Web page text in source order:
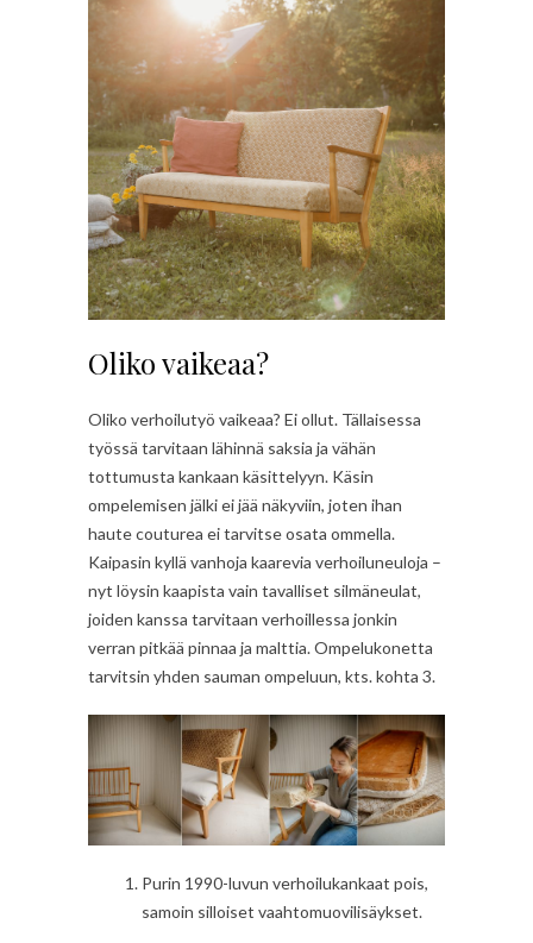
Oliko vaikeaa?
Oliko verhoilutyö vaikeaa? Ei ollut. Tällaisessa
työssä tarvitaan lähinnä saksia ja vähän
tottumusta kankaan käsittelyyn. Käsin
ompelemisen jälki ei jää näkyviin, joten ihan
haute couturea ei tarvitse osata ommella.
Kaipasin kyllä vanhoja kaarevia verhoiluneuloja –
nyt löysin kaapista vain tavalliset silmäneulat,
joiden kanssa tarvitaan verhoillessa jonkin
verran pitkää pinnaa ja malttia. Ompelukonetta
tarvitsin yhden sauman ompeluun, kts. kohta 3.
Purin 1990-luvun verhoilukankaat pois,
samoin silloiset vaahtomuovilisäykset.